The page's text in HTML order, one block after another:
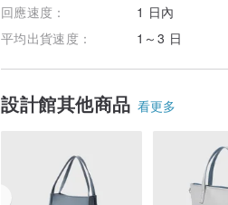
回應速度：
1 日內
平均出貨速度：
1～3 日
設計館其他商品 看更多